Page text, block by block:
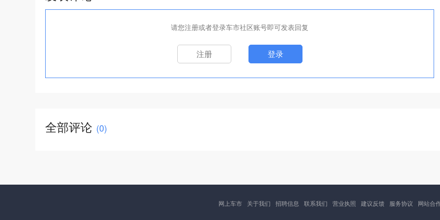
请您注册或者登录车市社区账号即可发表回复
注册 登录
全部评论 (0)
网上车市 关于我们 招聘信息 联系我们 营业执照 建议反馈 服务协议 网站合